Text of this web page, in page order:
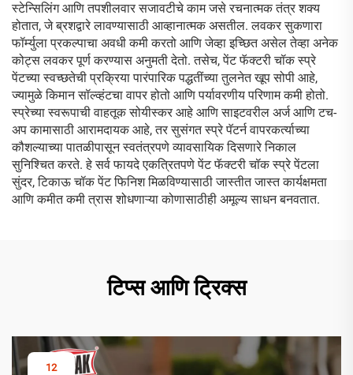
स्टेन्सिलिंग आणि तपशीलवार सजावटीचे काम जसे रचनात्मक तंत्र शक्य
होतात, जे ब्रशद्वारे लावण्यासाठी आव्हानात्मक असतील. लवकर सुकणारा
फॉर्म्युला प्रकल्पाचा अवधी कमी करतो आणि जेव्हा इच्छित असेल तेव्हा अनेक
कोट्स लवकर पूर्ण करण्यास अनुमती देतो. तसेच, पेंट फॅक्टरी चॉक स्प्रे
पेंटच्या स्वच्छतेची प्रक्रिया पारंपारिक पद्धतींच्या तुलनेत खूप सोपी आहे,
ज्यामुळे किमान सॉल्व्हंटचा वापर होतो आणि पर्यावरणीय परिणाम कमी होतो.
स्प्रेच्या स्वरूपाची वाहतूक सोयीस्कर आहे आणि साइटवरील अर्ज आणि टच-
अप कामासाठी आरामदायक आहे, तर सुसंगत स्प्रे पॅटर्न वापरकर्त्याच्या
कौशल्याच्या पातळीपासून स्वतंत्रपणे व्यावसायिक दिसणारे निकाल
सुनिश्चित करते. हे सर्व फायदे एकत्रितपणे पेंट फॅक्टरी चॉक स्प्रे पेंटला
सुंदर, टिकाऊ चॉक पेंट फिनिश मिळविण्यासाठी जास्तीत जास्त कार्यक्षमता
आणि कमीत कमी त्रास शोधणाऱ्या कोणासाठीही अमूल्य साधन बनवतात.
टिप्स आणि ट्रिक्स
12